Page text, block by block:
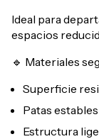
Ideal para
espacios
🔹 Materiales
Superficie
Patas
Estructura